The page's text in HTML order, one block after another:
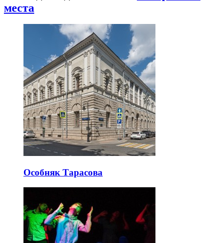
места
Особняк Тарасова